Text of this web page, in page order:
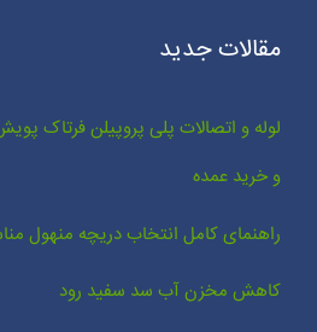
مقالات جدید
لوله و اتصالات پلی پروپیلن فرتاک
و خرید عمده
راهنمای کامل انتخاب دریچه منهول
کاهش مخزن آب سد سفید رود